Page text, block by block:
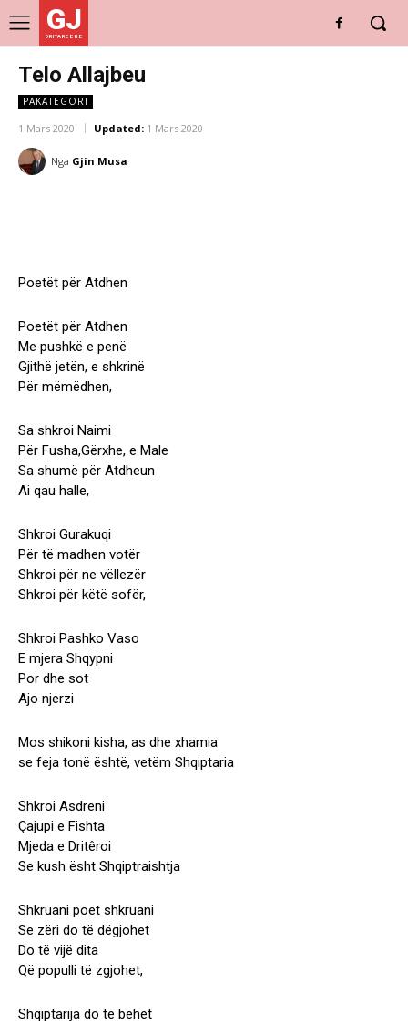
GJ
DRITARE E RE
Telo Allajbeu
PAKATEGORI
1 Mars 2020 Updated: 1 Mars 2020
Nga Gjin Musa
Poetët për Atdhen
Poetët për Atdhen
Me pushkë e penë
Gjithë jetën, e shkrinë
Për mëmëdhen,
Sa shkroi Naimi
Për Fusha,Gërxhe, e Male
Sa shumë për Atdheun
Ai qau halle,
Shkroi Gurakuqi
Për të madhen votër
Shkroi për ne vëllezër
Shkroi për këtë sofër,
Shkroi Pashko Vaso
E mjera Shqypni
Por dhe sot
Ajo njerzi
Mos shikoni kisha, as dhe xhamia
se feja tonë është, vetëm Shqiptaria
Shkroi Asdreni
Çajupi e Fishta
Mjeda e Dritêroi
Se kush ësht Shqiptraishtja
Shkruani poet shkruani
Se zëri do të dëgjohet
Do të vijë dita
Që populli të zgjohet,
Shqiptarija do të bëhet